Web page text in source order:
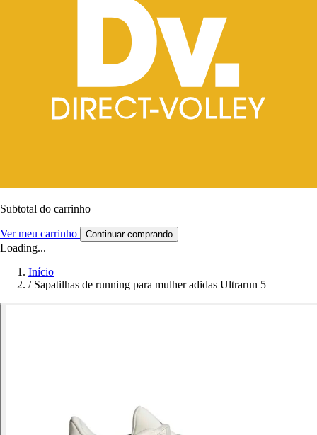
Subtotal do carrinho
Ver meu carrinho Continuar comprando
Loading...
Início
/ Sapatilhas de running para mulher adidas Ultrarun 5